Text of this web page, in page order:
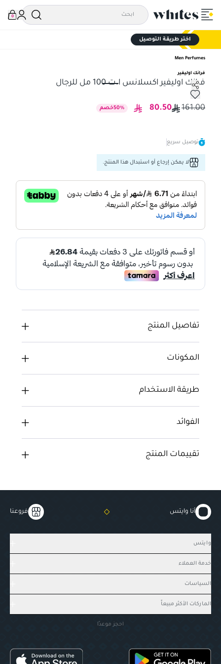
0
اختر طريقة التوصيل
Men Perfumes
فرانك اوليفير
فرانك اوليفير اكسلانس ا.ت 100 مل للرجال
فرانك اوليفير اكسلانس ا.ت 100 مل للرجال
161.00
80.50
50% خصم
توصيل سريع
لا يمكن إرجاع أو استبدال هذا المنتج.
تفاصيل المنتج
المكونات
طريقة الاستخدام
الفوائد
تقييمات المنتج
أنا وايتس فروعنا
وايتس
خدمة العملاء
السياسات
الماركات الأكثر مبيعاً
احجز موعدًا